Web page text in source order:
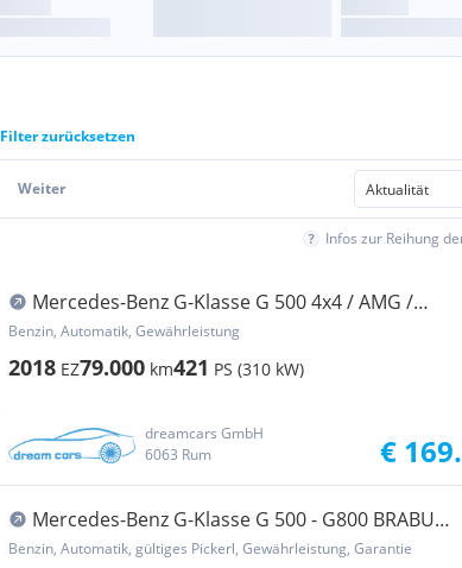
Filter zurücksetzen
Weiter
Infos zur Reihung
Mercedes-Benz G-Klasse G 500 4x4 / AMG /
Prominentenvorbesitz /
Benzin, Automatik, Gewährleistung
2018 EZ79.000 km421 PS (310 kW)
dreamcars GmbH
6063 Rum
€
Mercedes-Benz G-Klasse G 500 - G800 BRABUS
WIDESTAR 4Matic Aut.
Benzin, Automatik, gültiges Pickerl, Gewährleistung, Garantie